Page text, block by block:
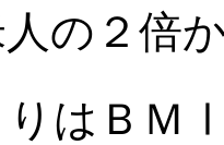
の２倍
りはＢＭ